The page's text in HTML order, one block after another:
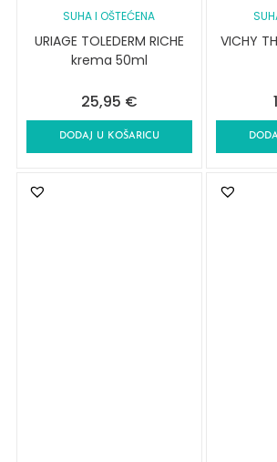
SUHA I OŠTEĆENA
URIAGE TOLEDERM RICHE
krema 50ml
25,95 €
DODAJ U KOŠARICU
VICHY